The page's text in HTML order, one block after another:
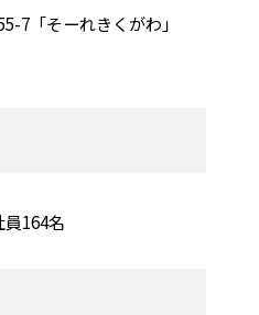
7「そーれきくがわ」
164名